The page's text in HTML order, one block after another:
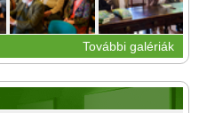
További galériák